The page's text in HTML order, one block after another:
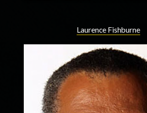
Laurence Fishburne